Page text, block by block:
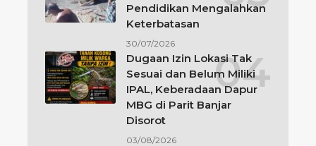
Pendidikan Mengalahkan
Keterbatasan
30/07/2026
Dugaan Izin Lokasi Tak
Sesuai dan Belum Miliki
IPAL, Keberadaan Dapur
MBG di Parit Banjar
Disorot
03/08/2026